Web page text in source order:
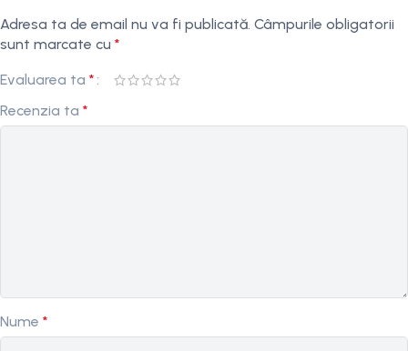
Adresa ta de email nu va fi publicată. Câmpurile obligatorii
sunt marcate cu *
Evaluarea ta *
Recenzia ta *
Nume *